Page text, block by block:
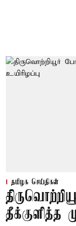
தமிழக செய்திகள்
தீக்குளித்த